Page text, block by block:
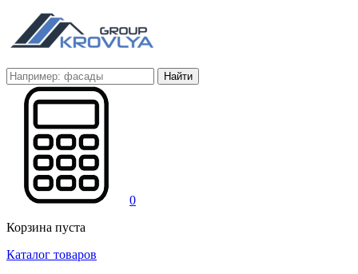
Найти
0
Корзина пуста
Каталог товаров